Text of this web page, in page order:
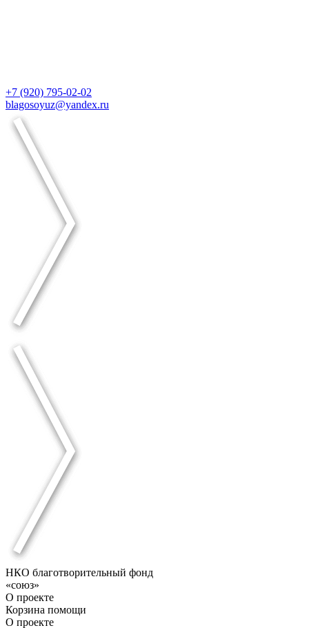
+7 (920) 795-02-02
blagosoyuz@yandex.ru
НКО благотворительный фонд
«союз»
О проекте
Корзина помощи
О проекте